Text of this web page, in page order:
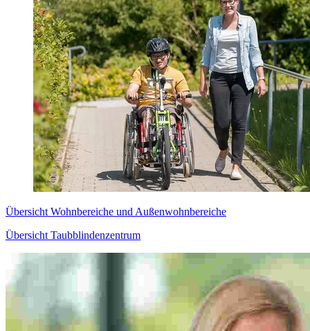
Übersicht Wohnbereiche und Außenwohnbereiche
Übersicht Taubblindenzentrum